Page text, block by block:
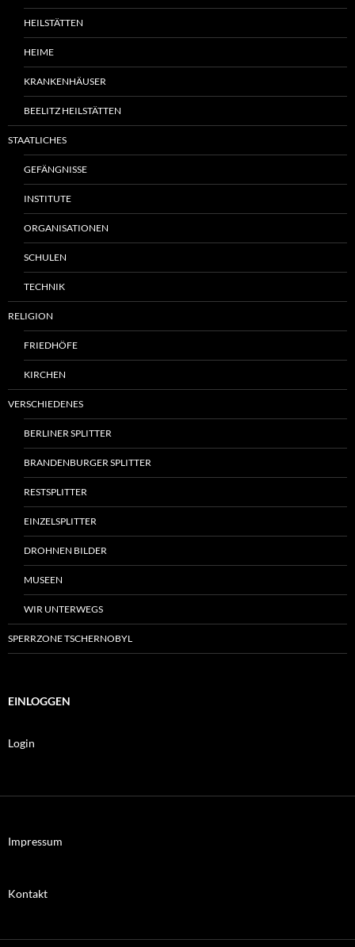
HEILSTÄTTEN
HEIME
KRANKENHÄUSER
BEELITZ HEILSTÄTTEN
STAATLICHES
GEFÄNGNISSE
INSTITUTE
ORGANISATIONEN
SCHULEN
TECHNIK
RELIGION
FRIEDHÖFE
KIRCHEN
VERSCHIEDENES
BERLINER SPLITTER
BRANDENBURGER SPLITTER
RESTSPLITTER
EINZELSPLITTER
DROHNEN BILDER
MUSEEN
WIR UNTERWEGS
SPERRZONE TSCHERNOBYL
EINLOGGEN
Login
Impressum
Kontakt